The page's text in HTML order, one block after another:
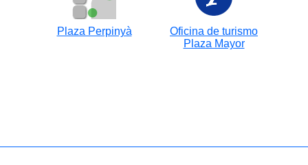
Plaza Perpinyà
Oficina de turismo
Plaza Mayor